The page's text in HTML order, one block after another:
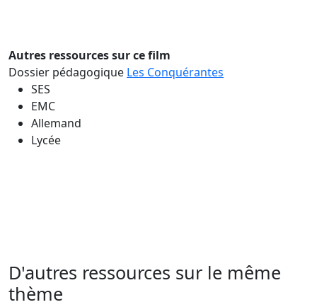
Autres ressources sur ce film
Dossier pédagogique Les Conquérantes
SES
EMC
Allemand
Lycée
D'autres ressources sur le même
thème